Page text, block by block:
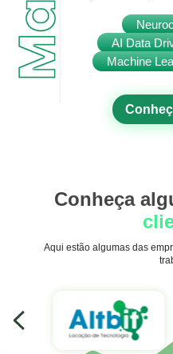
AI Data
Machine
Conheça
Aqui estão algumas das